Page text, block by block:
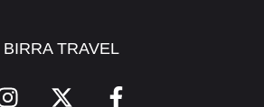
BIRRA TRAVEL